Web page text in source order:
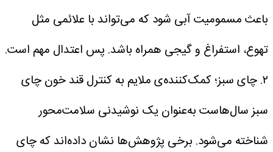
باعث مسمومیت آبی شود که می‌تواند با علائمی مثل
تهوع، استفراغ و گیجی همراه باشد. پس اعتدال مهم است.
۲. چای سبز؛ کمک‌کننده‌ی ملایم به کنترل قند خون
چای
سبز سال‌هاست به‌عنوان یک نوشیدنی سلامت‌محور
شناخته می‌شود. برخی پژوهش‌ها نشان داده‌اند که چای